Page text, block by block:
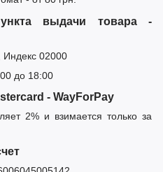
выдачи товара -
Индекс 02000
до 18:00
- WayForPay
2% и взимается только за